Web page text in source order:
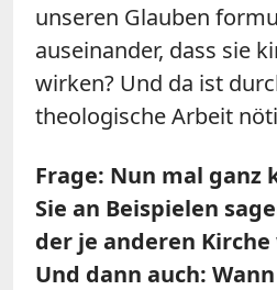
unseren Glauben
auseinander, dass sie
wirken? Und da ist
theologische Arbeit
Frage: Nun mal ganz
Sie an Beispielen
der je anderen
Und dann auch: